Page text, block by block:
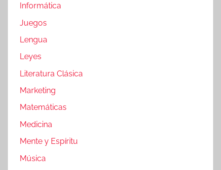
Informática
Juegos
Lengua
Leyes
Literatura Clásica
Marketing
Matemáticas
Medicina
Mente y Espíritu
Música